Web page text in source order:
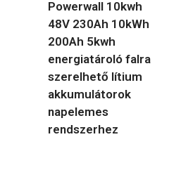
Powerwall 10kwh
48V 230Ah 10kWh
200Ah 5kwh
energiatároló falra
szerelhető lítium
akkumulátorok
napelemes
rendszerhez